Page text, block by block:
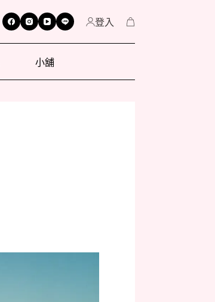
登入
小舖